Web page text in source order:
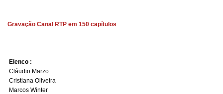
Gravação Canal RTP em 150 capítulos
Elenco :
Cláudio Marzo
Cristiana Oliveira
Marcos Winter